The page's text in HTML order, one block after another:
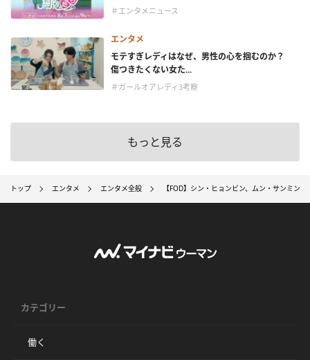
＃エンタメニュース
エンタメ
モテすぎレディはなぜ、男性の心を掴むのか？
傷つきたくない女た...
＃ガールオアレディ3考察
もっと見る
トップ エンタメ エンタメ全般 【FOD】シン・ヒョンビン、ムン・サンミン
カテゴリー
働く